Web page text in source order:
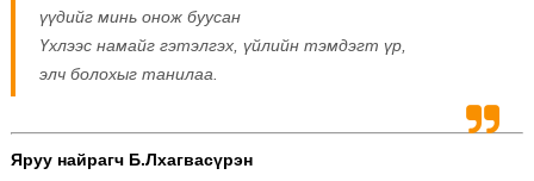
үүдийг минь онож буусан
Үхлээс намайг гэтэлгэх, үйлийн тэмдэгт үр,
элч болохыг танилаа.
Яруу найрагч Б.Лхагвасүрэн